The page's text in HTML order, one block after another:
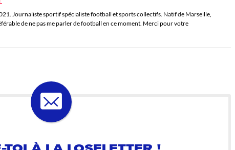
Journaliste sportif spécialiste football et sports collectifs. Natif de Marseille,
de ne pas me parler de football en ce moment. Merci pour votre